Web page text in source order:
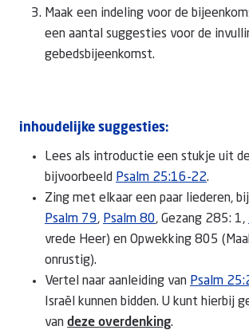
Maak een indeling voor de
een aantal suggesties voor de
gebedsbijeenkomst.
inhoudelijke suggesties:
Lees als introductie een stukje uit
bijvoorbeeld Psalm 25:16-22.
Zing met elkaar een paar liederen,
Psalm 79, Psalm 80, Gezang 285: 1,
vrede Heer) en Opwekking 805
onrustig).
Vertel naar aanleiding van Psalm
Israël kunnen bidden. U kunt hierbij
van deze overdenking.